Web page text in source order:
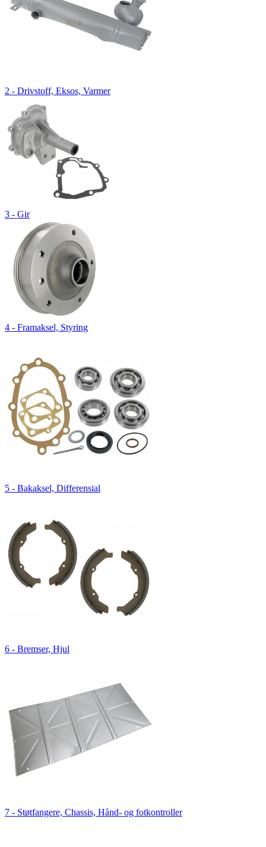
2 - Drivstoff, Eksos, Varmer
3 - Gir
4 - Framaksel, Styring
5 - Bakaksel, Differensial
6 - Bremser, Hjul
7 - Støtfangere, Chassis, Hånd- og fotkontroller